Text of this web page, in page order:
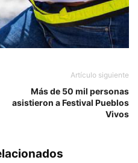
Artículo siguiente
Más de 50 mil personas
asistieron a Festival Pueblos
Vivos